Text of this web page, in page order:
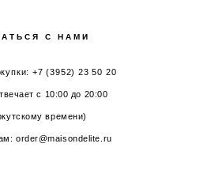
С НАМИ
+7 (3952) 23 50 20
с 10:00 до 20:00
времени)
order@maisondelite.ru